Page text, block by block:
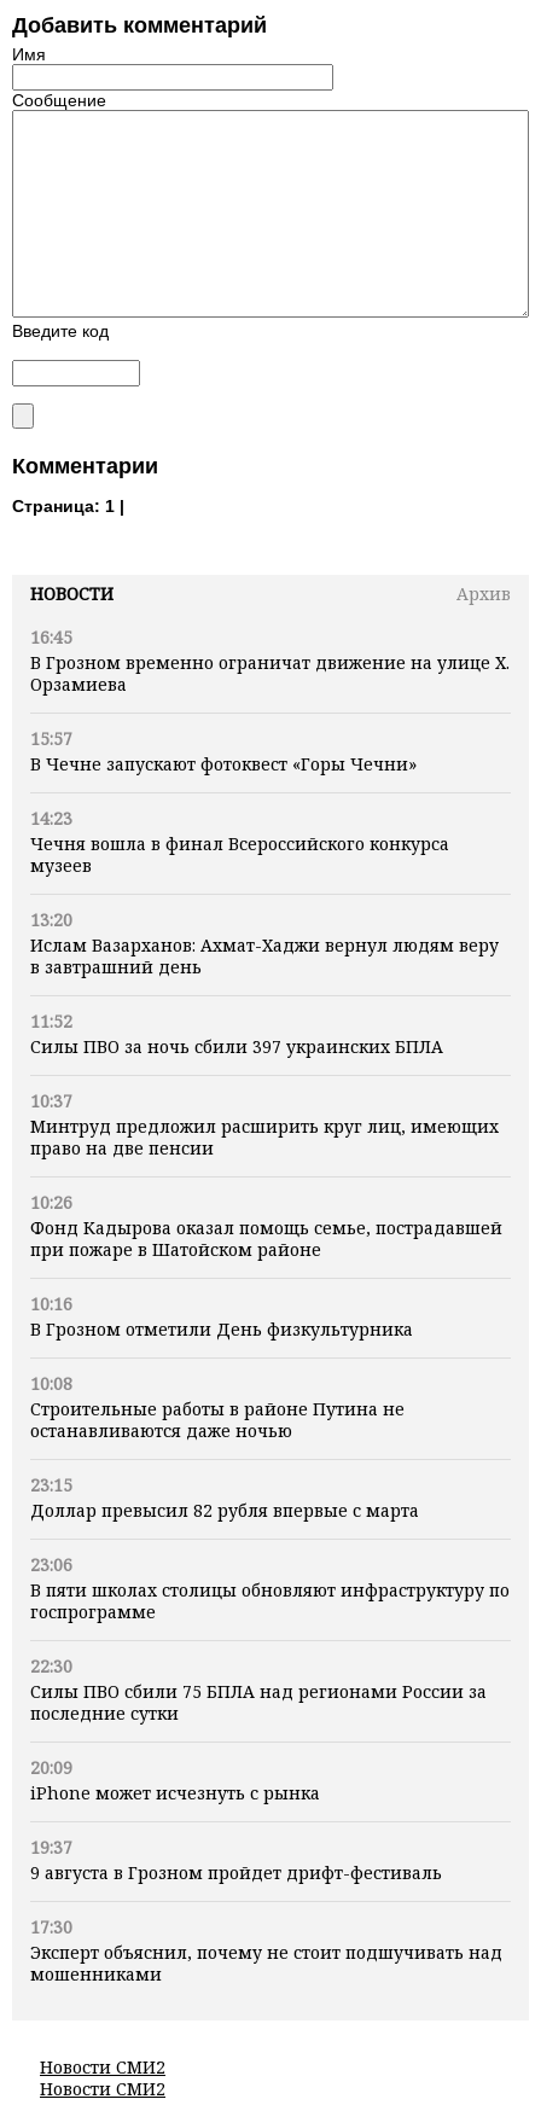
НОВОСТИ
Архив
16:45
В Грозном временно ограничат движение на улице Х.
Орзамиева
15:57
В Чечне запускают фотоквест «Горы Чечни»
14:23
Чечня вошла в финал Всероссийского конкурса
музеев
13:20
Ислам Вазарханов: Ахмат-Хаджи вернул людям веру
в завтрашний день
11:52
Силы ПВО за ночь сбили 397 украинских БПЛА
10:37
Минтруд предложил расширить круг лиц, имеющих
право на две пенсии
10:26
Фонд Кадырова оказал помощь семье, пострадавшей
при пожаре в Шатойском районе
10:16
В Грозном отметили День физкультурника
10:08
Строительные работы в районе Путина не
останавливаются даже ночью
23:15
Доллар превысил 82 рубля впервые с марта
23:06
В пяти школах столицы обновляют инфраструктуру по
госпрограмме
22:30
Силы ПВО сбили 75 БПЛА над регионами России за
последние сутки
20:09
iPhone может исчезнуть с рынка
19:37
9 августа в Грозном пройдет дрифт-фестиваль
17:30
Эксперт объяснил, почему не стоит подшучивать над
мошенниками
Новости СМИ2
Новости СМИ2
Добавить комментарий
Имя
Сообщение
Введите код
Комментарии
Страница: 1 |